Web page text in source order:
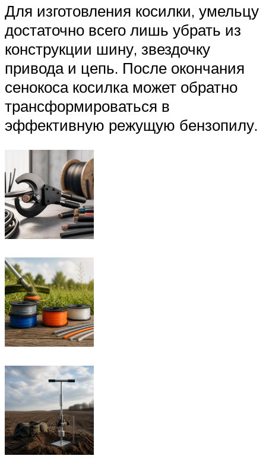
Для изготовления косилки, умельцу
достаточно всего лишь убрать из
конструкции шину, звездочку
привода и цепь. После окончания
сенокоса косилка может обратно
трансформироваться в
эффективную режущую бензопилу.